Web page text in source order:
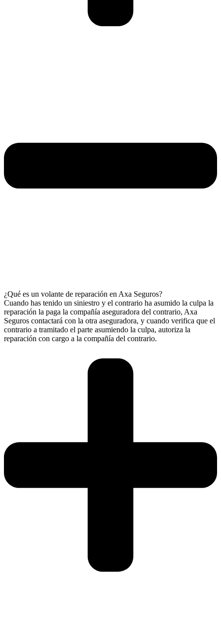
¿Qué es un volante de reparación en Axa Seguros?
Cuando has tenido un siniestro y el contrario ha asumido la culpa la
reparación la paga la compañía aseguradora del contrario, Axa
Seguros contactará con la otra aseguradora, y cuando verifica que el
contrario a tramitado el parte asumiendo la culpa, autoriza la
reparación con cargo a la compañía del contrario.